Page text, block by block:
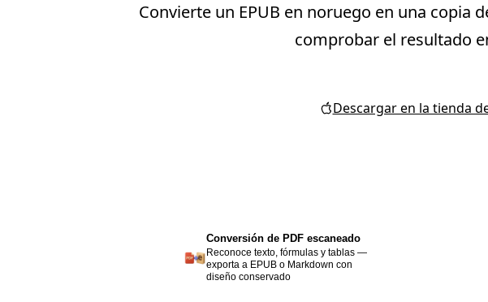
Convierte un EPUB en noruego en una copia
comprobar el resultado
Descargar en la tienda
Conversión de PDF escaneado
Reconoce texto, fórmulas y tablas —
exporta a EPUB o Markdown con
diseño conservado